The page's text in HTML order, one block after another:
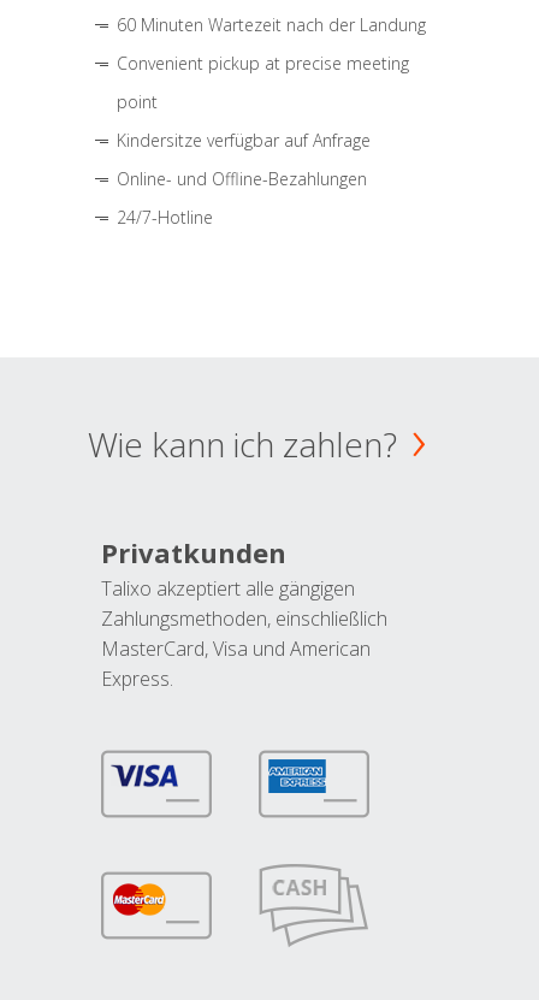
60 Minuten Wartezeit nach der Landung
Convenient pickup at precise meeting
point
Kindersitze verfügbar auf Anfrage
Online- und Offline-Bezahlungen
24/7-Hotline
Wie kann ich zahlen?
Privatkunden
Talixo akzeptiert alle gängigen
Zahlungsmethoden, einschließlich
MasterCard, Visa und American
Express.